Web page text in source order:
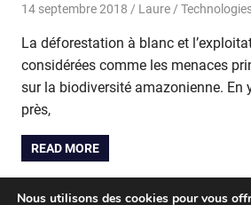
14 septembre 2018 Laure
La déforestation à blanc et
considérées comme les menaces
sur la biodiversité amazonienne. En
près,
READ MORE
1 2 Next
»
Nous utilisons des cookies pour vous